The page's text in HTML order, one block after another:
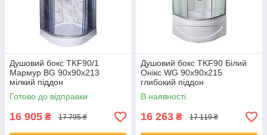
Душовий бокс TKF90/1
Мармур BG 90x90x213
мілкий піддон
Готово до відправки
16 905 ₴ 17 795 ₴
Душовий бокс TKF90 Білий
Онікс WG 90x90x215
глибокий піддон
В наявності
16 263 ₴ 17 119 ₴